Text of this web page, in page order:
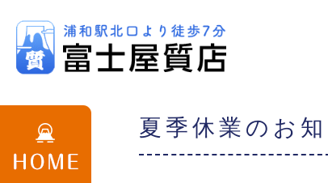
夏季休業のお